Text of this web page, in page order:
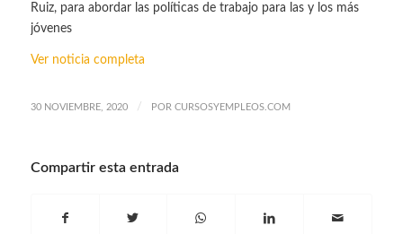
Ruiz, para abordar las políticas de trabajo para las y los más
jóvenes
Ver noticia completa
30 NOVIEMBRE, 2020 / POR CURSOSYEMPLEOS.COM
Compartir esta entrada